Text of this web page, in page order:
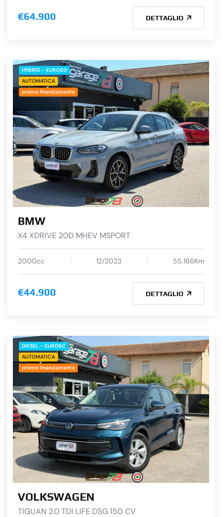
€64.900 DETTAGLIO
HYBRID - EURO6D
AUTOMATICA
promo finanziamento
BMW
X4 XDRIVE 20D MHEV MSPORT
2000cc 12/2023 55.186Km
€44.900 DETTAGLIO
DIESEL - EURO6C
AUTOMATICA
promo finanziamento
VOLKSWAGEN
TIGUAN 2.0 TDI LIFE DSG 150 CV